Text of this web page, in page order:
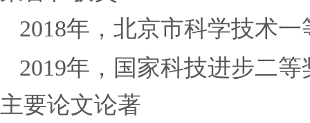
2018年，北京市科学技术一
2019年，国家科技进步二等
主要论文论著